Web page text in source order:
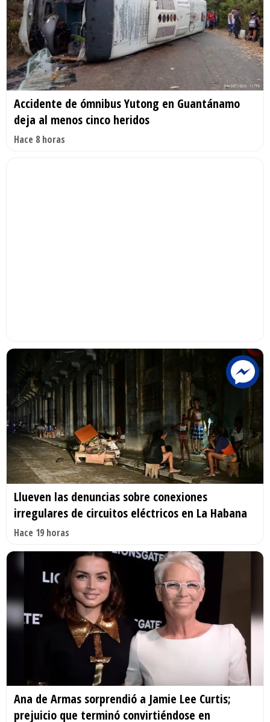
Accidente de ómnibus Yutong en Guantánamo
deja al menos cinco heridos
Hace 8 horas
Llueven las denuncias sobre conexiones
irregulares de circuitos eléctricos en La Habana
Hace 19 horas
Ana de Armas sorprendió a Jamie Lee Curtis;
prejuicio que terminó convirtiéndose en